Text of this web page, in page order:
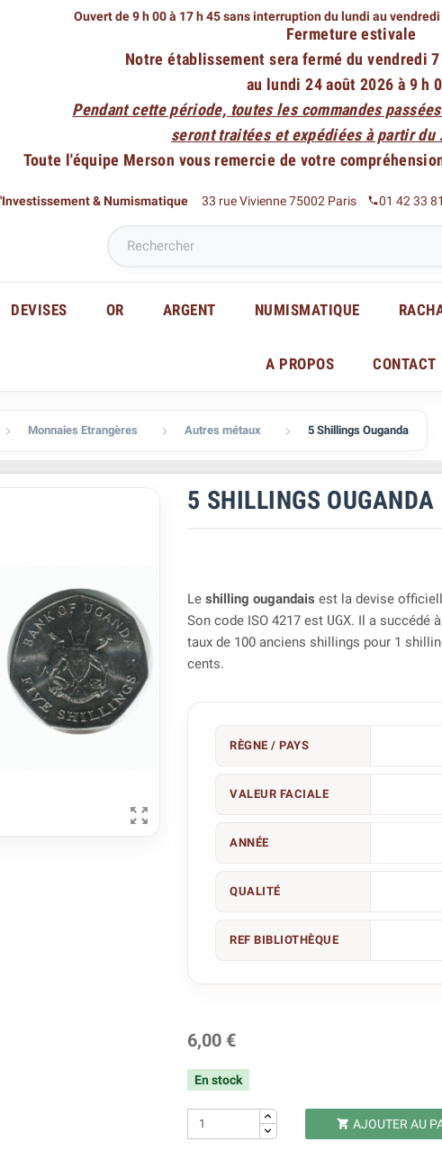
Ouvert de 9 h 00 à 17 h 45 sans interruption du lundi au vendredi
Fermeture estivale
Notre établissement sera fermé du vendredi
au lundi 24 août 2026 à 9 h
Pendant cette période, toutes les commandes
seront traitées et expédiées à partir du
Toute l'équipe Merson vous remercie de votre
& Numismatique 33 rue Vivienne 75002 Paris phone01 42 33
DEVISES OR ARGENT NUMISMATIQUE
A PROPOS CONTACT
 Monnaies Etrangères  Autres métaux  5 Shillings Ouganda

5 SHILLINGS OUGANDA
Leshilling ougandais est la devise
Son code ISO 4217 est UGX. Il a succédé
taux de 100 anciens shillings pour 1
cents.
RÈGNE / PAYS
VALEUR FACIALE
ANNÉE
QUALITÉ
REF BIBLIOTHÈQUE
6,00 €
En stock
 AJOUTER AU